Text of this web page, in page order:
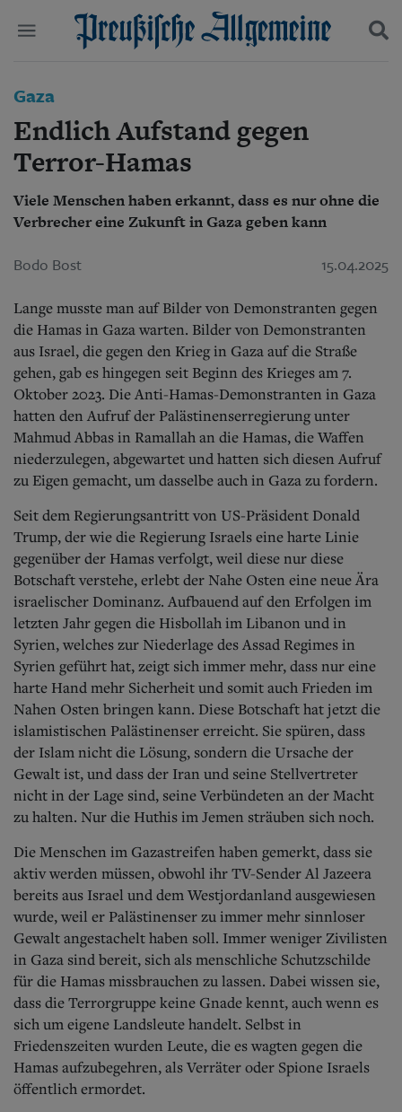
Start
Wer wir sind
Aktuelle Ausgabe
Abonnenten-Login
Abonnent werden
Abo Prämien
Archiv
Wirtschaft
Panorama
Gesellschaft
Leben
Geschichte
Ostpreußen
Danzig und Westpreußen
Bücher
Kontakt
Impressum
Datenschutz
Suchen und finden
Gaza
Endlich Aufstand gegen
Terror-Hamas
Viele Menschen haben erkannt, dass es nur ohne die
Verbrecher eine Zukunft in Gaza geben kann
Bodo Bost 15.04.2025
Lange musste man auf Bilder von Demonstranten gegen
die Hamas in Gaza warten. Bilder von Demonstranten
aus Israel, die gegen den Krieg in Gaza auf die Straße
gehen, gab es hingegen seit Beginn des Krieges am 7.
Oktober 2023. Die Anti-Hamas-Demonstranten in Gaza
hatten den Aufruf der Palästinenserregierung unter
Mahmud Abbas in Ramallah an die Hamas, die Waffen
niederzulegen, abgewartet und hatten sich diesen Aufruf
zu Eigen gemacht, um dasselbe auch in Gaza zu fordern.
Seit dem Regierungsantritt von US-Präsident Donald
Trump, der wie die Regierung Israels eine harte Linie
gegenüber der Hamas verfolgt, weil diese nur diese
Botschaft verstehe, erlebt der Nahe Osten eine neue Ära
israelischer Dominanz. Aufbauend auf den Erfolgen im
letzten Jahr gegen die Hisbollah im Libanon und in
Syrien, welches zur Niederlage des Assad Regimes in
Syrien geführt hat, zeigt sich immer mehr, dass nur eine
harte Hand mehr Sicherheit und somit auch Frieden im
Nahen Osten bringen kann. Diese Botschaft hat jetzt die
islamistischen Palästinenser erreicht. Sie spüren, dass
der Islam nicht die Lösung, sondern die Ursache der
Gewalt ist, und dass der Iran und seine Stellvertreter
nicht in der Lage sind, seine Verbündeten an der Macht
zu halten. Nur die Huthis im Jemen sträuben sich noch.
Die Menschen im Gazastreifen haben gemerkt, dass sie
aktiv werden müssen, obwohl ihr TV-Sender Al Jazeera
bereits aus Israel und dem Westjordanland ausgewiesen
wurde, weil er Palästinenser zu immer mehr sinnloser
Gewalt angestachelt haben soll. Immer weniger Zivilisten
in Gaza sind bereit, sich als menschliche Schutzschilde
für die Hamas missbrauchen zu lassen. Dabei wissen sie,
dass die Terrorgruppe keine Gnade kennt, auch wenn es
sich um eigene Landsleute handelt. Selbst in
Friedenszeiten wurden Leute, die es wagten gegen die
Hamas aufzubegehren, als Verräter oder Spione Israels
öffentlich ermordet.